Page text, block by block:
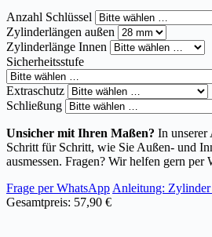
Anzahl Schlüssel
Zylinderlängen außen
Zylinderlänge Innen
Sicherheitsstufe
Extraschutz
Schließung
Unsicher mit Ihren Maßen? In
Schritt für Schritt, wie Sie Außen- und
ausmessen. Fragen? Wir helfen gern per
Frage per WhatsApp Anleitung: Zylinder
Gesamtpreis: 57,90 €